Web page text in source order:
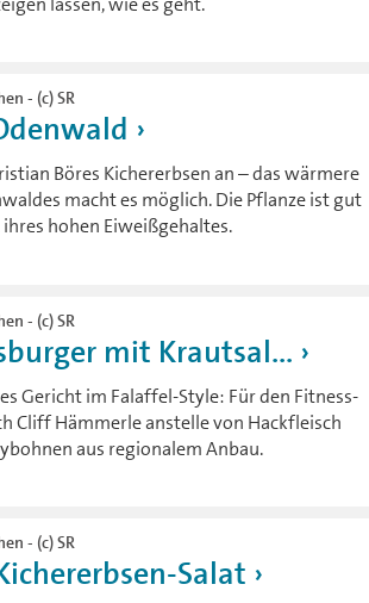
- (c) SR
Böres Kichererbsen an – das wärmere
macht es möglich. Die Pflanze ist gut
hohen Eiweißgehaltes.
- (c) SR
mit Krautsal...
Gericht im Falaffel-Style: Für den Fitness-
Cliff Hämmerle anstelle von Hackfleisch
aus regionalem Anbau.
- (c) SR
Salat